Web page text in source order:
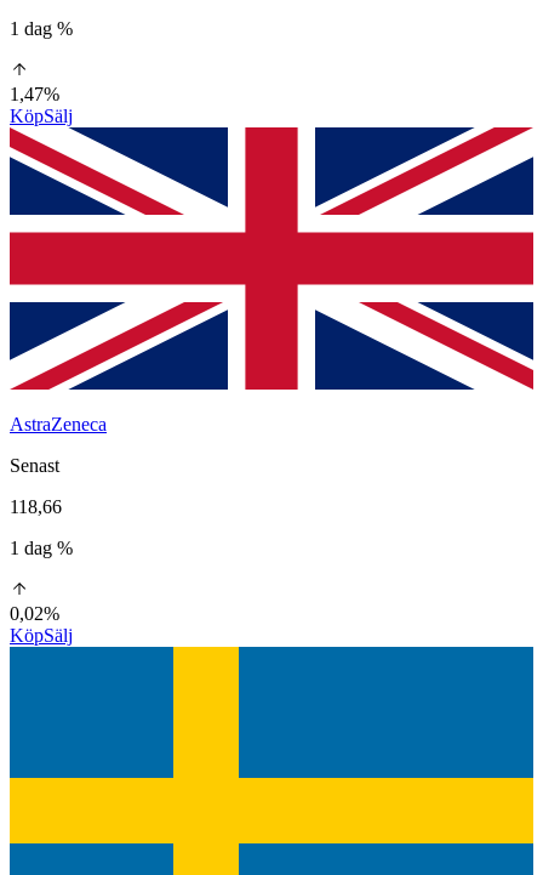
1 dag %
1,47%
KöpSälj
AstraZeneca
Senast
118,66
1 dag %
0,02%
KöpSälj